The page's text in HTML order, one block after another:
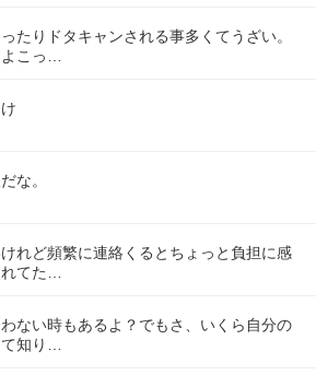
たりドタキャンされる事多くてうざい。
こっ…
な。
れど頻繁に連絡くるとちょっと負担に感
てた…
ない時もあるよ？でもさ、いくら自分の
知り…